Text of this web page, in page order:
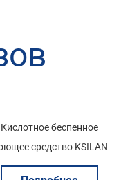
Кислотное беспенное
средство KSILAN